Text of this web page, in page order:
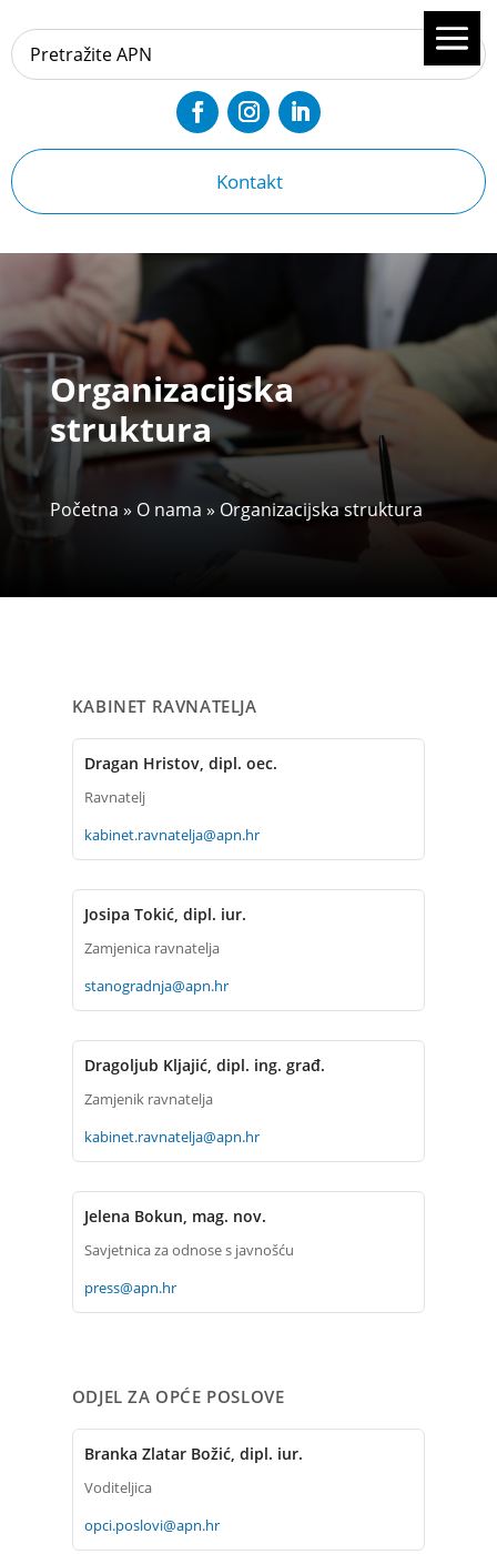
Kontakt
Organizacijska
struktura
Početna » O nama » Organizacijska struktura
KABINET RAVNATELJA
Dragan Hristov, dipl. oec.
Ravnatelj
kabinet.ravnatelja@apn.hr
Josipa Tokić, dipl. iur.
Zamjenica ravnatelja
stanogradnja@apn.hr
Dragoljub Kljajić, dipl. ing. građ.
Zamjenik ravnatelja
kabinet.ravnatelja@apn.hr
Jelena Bokun, mag. nov.
Savjetnica za odnose s javnošću
press@apn.hr
ODJEL ZA OPĆE POSLOVE
Branka Zlatar Božić, dipl. iur.
Voditeljica
opci.poslovi@apn.hr